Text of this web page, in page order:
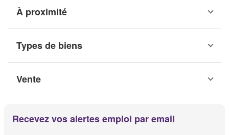
À proximité
Types de biens
Vente
Recevez vos alertes emploi par email